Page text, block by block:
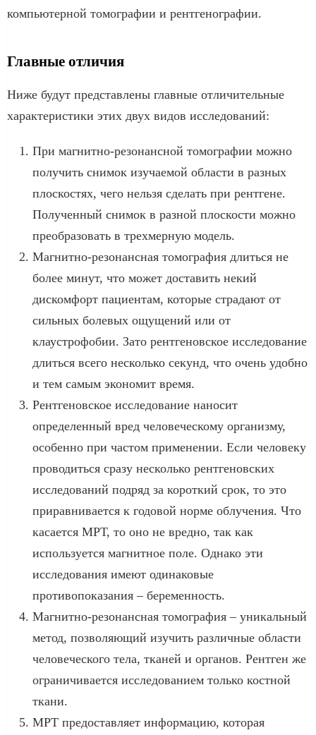
компьютерной томографии и рентгенографии.
Главные отличия
Ниже будут представлены главные отличительные
характеристики этих двух видов исследований:
При магнитно-резонансной томографии можно
получить снимок изучаемой области в разных
плоскостях, чего нельзя сделать при рентгене.
Полученный снимок в разной плоскости можно
преобразовать в трехмерную модель.
Магнитно-резонансная томография длиться не
более минут, что может доставить некий
дискомфорт пациентам, которые страдают от
сильных болевых ощущений или от
клаустрофобии. Зато рентгеновское исследование
длиться всего несколько секунд, что очень удобно
и тем самым экономит время.
Рентгеновское исследование наносит
определенный вред человеческому организму,
особенно при частом применении. Если человеку
проводиться сразу несколько рентгеновских
исследований подряд за короткий срок, то это
приравнивается к годовой норме облучения. Что
касается МРТ, то оно не вредно, так как
используется магнитное поле. Однако эти
исследования имеют одинаковые
противопоказания – беременность.
Магнитно-резонансная томография – уникальный
метод, позволяющий изучить различные области
человеческого тела, тканей и органов. Рентген же
ограничивается исследованием только костной
ткани.
МРТ предоставляет информацию, которая